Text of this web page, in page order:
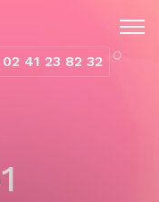
41 23 82 32